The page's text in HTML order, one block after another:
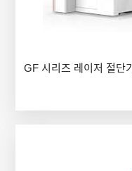
GF 시리즈 레이저 절단기